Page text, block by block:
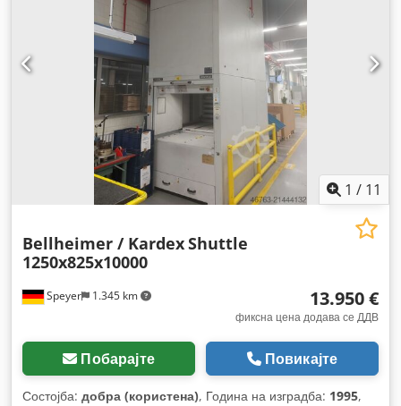
1 / 11
Speyer 1.345 km
Bellheimer / KardexShuttle
1250x825x10000
13.950 €
фиксна цена додава се ДДВ
Побарајте Повикајте
Состојба: добра (користена), Година на изградба: 1995,